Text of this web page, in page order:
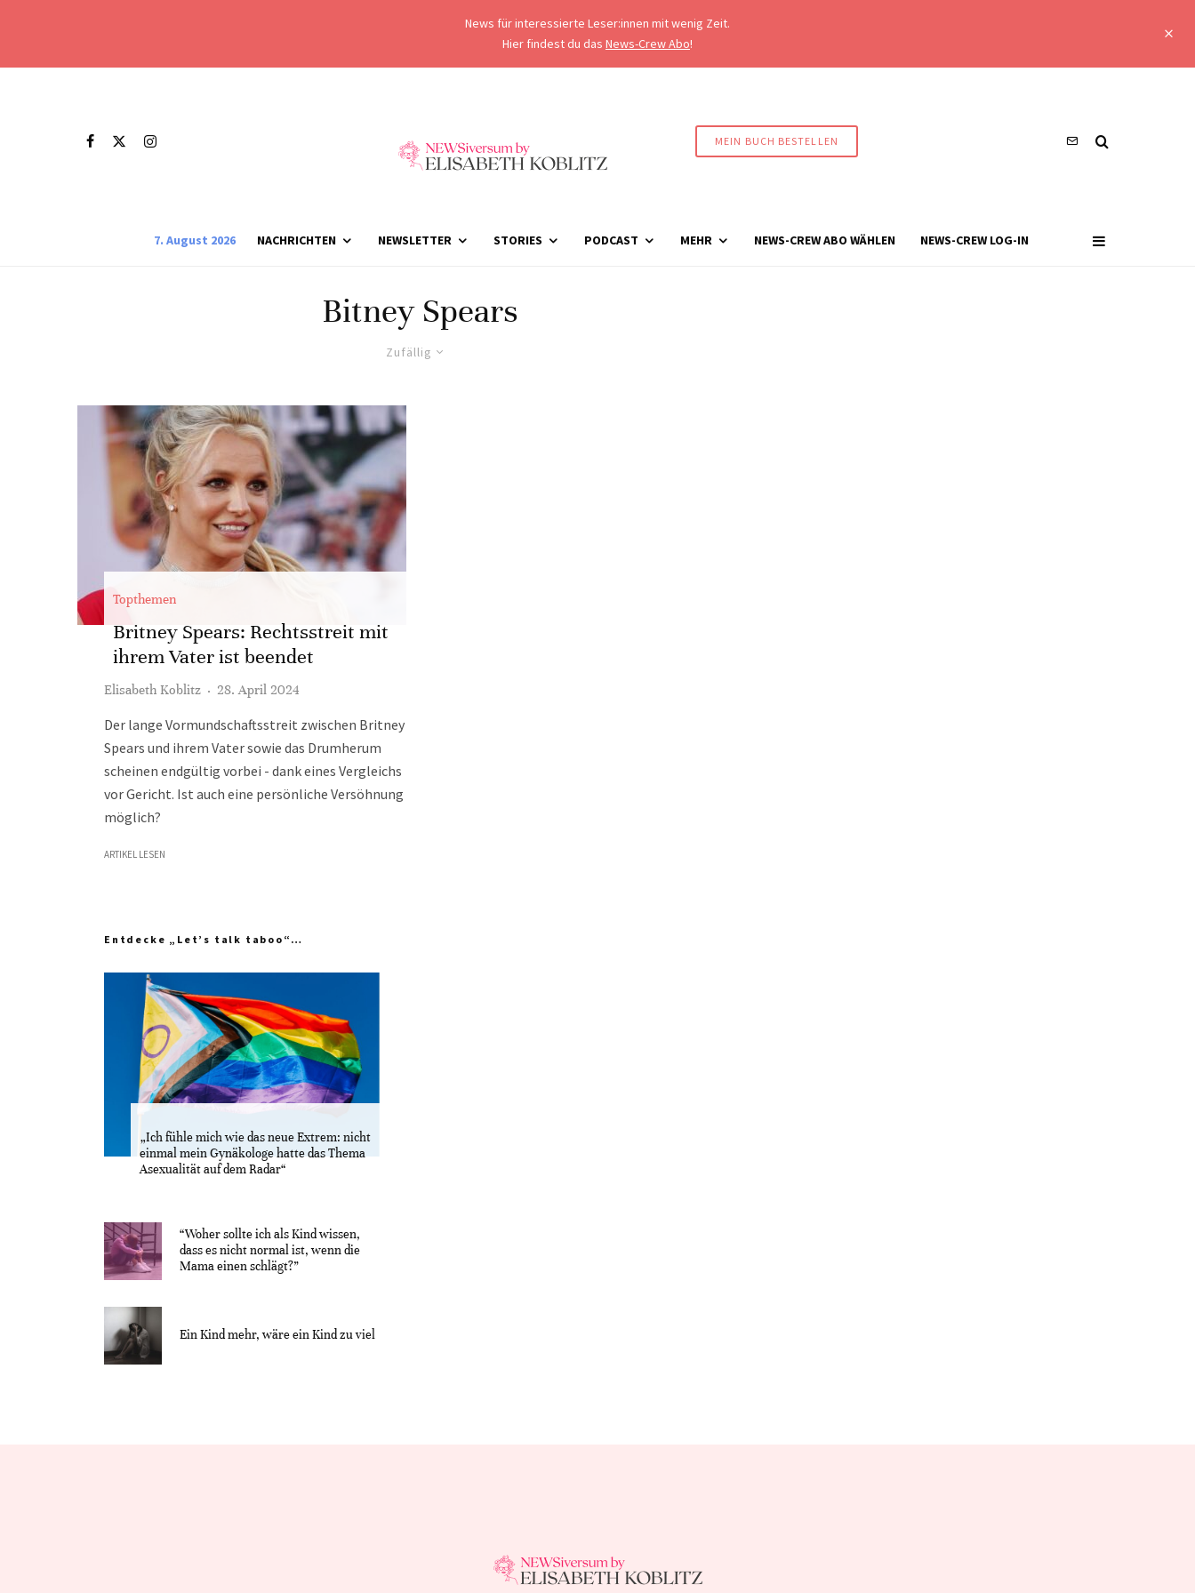
News für interessierte Leser:innen mit wenig Zeit.
Hier findest du das News-Crew Abo!
MEIN BUCH BESTELLEN
7. August 2026 NACHRICHTEN NEWSLETTER STORIES PODCAST MEHR NEWS-CREW ABO WÄHLEN NEWS-CREW LOG-IN
Bitney Spears
Zufällig
Topthemen
Britney Spears: Rechtsstreit mit
ihrem Vater ist beendet
Elisabeth Koblitz · 28. April 2024
Der lange Vormundschaftsstreit zwischen Britney
Spears und ihrem Vater sowie das Drumherum
scheinen endgültig vorbei - dank eines Vergleichs
vor Gericht. Ist auch eine persönliche Versöhnung
möglich?
ARTIKEL LESEN
Entdecke „Let’s talk taboo“…
„Ich fühle mich wie das neue Extrem: nicht
einmal mein Gynäkologe hatte das Thema
Asexualität auf dem Radar“
“Woher sollte ich als Kind wissen,
dass es nicht normal ist, wenn die
Mama einen schlägt?”
Ein Kind mehr, wäre ein Kind zu viel